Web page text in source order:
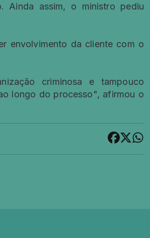
Ainda assim, o ministro pediu
envolvimento da cliente com o
criminosa e tampouco
longo do processo", afirmou o